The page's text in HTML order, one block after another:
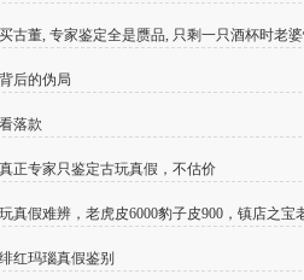
古董, 专家鉴定全是赝品, 只剩一只酒杯时老
后的伪局
落款
正专家只鉴定古玩真假，不估价
真假难辨，老虎皮6000豹子皮900，镇店之宝
红玛瑙真假鉴别